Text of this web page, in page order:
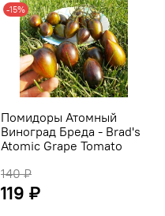
-15%
Помидоры Атомный
Виноград Бреда - Brad's
Atomic Grape Tomato
140 ₽
119 ₽